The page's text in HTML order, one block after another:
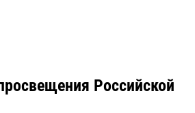
Российской